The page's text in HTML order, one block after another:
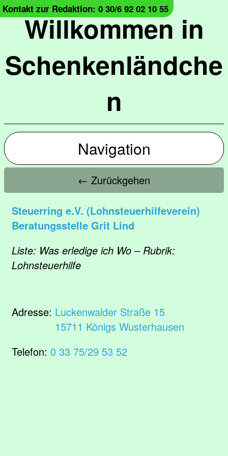
Willkommen in
Schenkenländche
n
Kontakt zur Redaktion: 0 30/6 92 02 10 55
Navigation
← Zurückgehen
Steuerring e.V. (Lohnsteuerhilfeverein)
Beratungsstelle Grit Lind
Liste: Was erledige ich Wo – Rubrik:
Lohnsteuerhilfe
Adresse: Luckenwalder Straße 15
15711 Königs Wusterhausen
Telefon: 0 33 75/29 53 52